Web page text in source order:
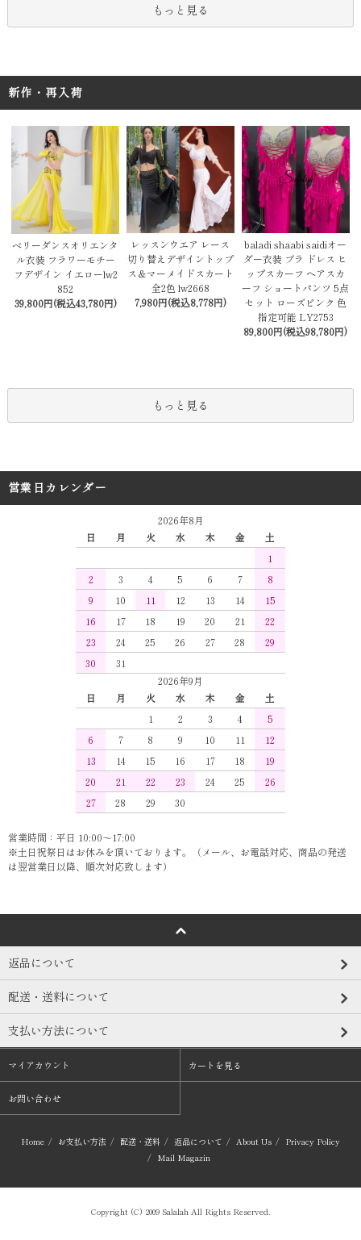
もっと見る
新作・再入荷
ベリーダンスオリエンタ
ル衣装 フラワーモチー
フデザイン イエローlw2
852
39,800円(税込43,780円)
レッスンウエア レース
切り替えデザイントップ
ス＆マーメイドスカート
全2色 lw2668
7,980円(税込8,778円)
baladi shaabi saidiオー
ダー衣装 ブラ ドレス ヒ
ップスカーフ ヘアスカ
ーフ ショートパンツ 5点
セット ローズピンク 色
指定可能 LY2753
89,800円(税込98,780円)
もっと見る
営業日カレンダー
2026年8月
日
月 火 水 木 金
土
1
2
3 4 5 6 7
8
9
10 11 12 13 14
15
16
17 18 19 20 21
22
23
24 25 26 27 28
29
30
31
2026年9月
日
月 火 水 木 金
土
1
2 3 4
5
6
7 8 9 10 11
12
13
14 15 16 17 18
19
20
21 22 23 24 25
26
27
28 29 30
営業時間：平日 10:00～17:00
※土日祝祭日はお休みを頂いております。（メール、お電話対応、商品の発送
は翌営業日以降、順次対応致します）
返品について
配送・送料について
支払い方法について
マイアカウント カートを見る
お問い合わせ
Home / お支払い方法 / 配送・送料 / 返品について / About Us / Privacy Policy
/ Mail Magazin
Copyright (C) 2009 Salalah All Rights Reserved.